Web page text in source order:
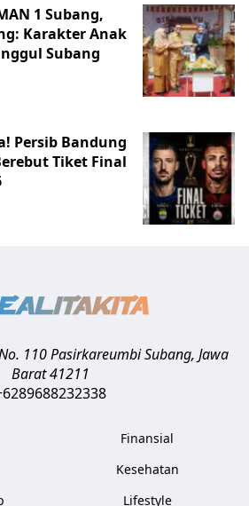
1 Subang,
Karakter Anak
Subang
Persib Bandung
Tiket Final
110 Pasirkareumbi Subang, Jawa
Barat41211
Finansial
Kesehatan
Lifestyle